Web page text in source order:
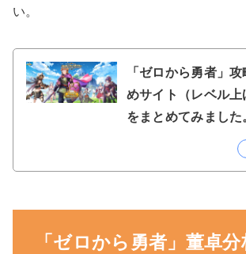
い。
「ゼロから勇者」
めサイト（レベル上
をまとめてみました
「ゼロから勇者」董卓